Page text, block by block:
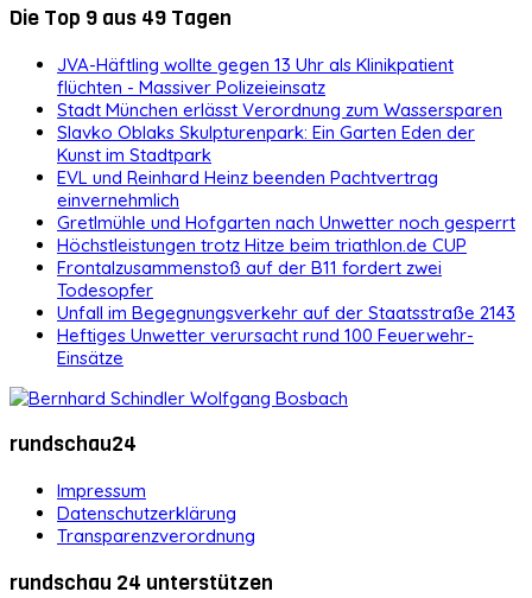
Die Top 9 aus 49 Tagen
JVA-Häftling wollte gegen 13 Uhr als Klinikpatient
flüchten - Massiver Polizeieinsatz
Stadt München erlässt Verordnung zum Wassersparen
Slavko Oblaks Skulpturenpark: Ein Garten Eden der
Kunst im Stadtpark
EVL und Reinhard Heinz beenden Pachtvertrag
einvernehmlich
Gretlmühle und Hofgarten nach Unwetter noch gesperrt
Höchstleistungen trotz Hitze beim triathlon.de CUP
Frontalzusammenstoß auf der B11 fordert zwei
Todesopfer
Unfall im Begegnungsverkehr auf der Staatsstraße 2143
Heftiges Unwetter verursacht rund 100 Feuerwehr-
Einsätze
rundschau24
Impressum
Datenschutzerklärung
Transparenzverordnung
rundschau 24 unterstützen